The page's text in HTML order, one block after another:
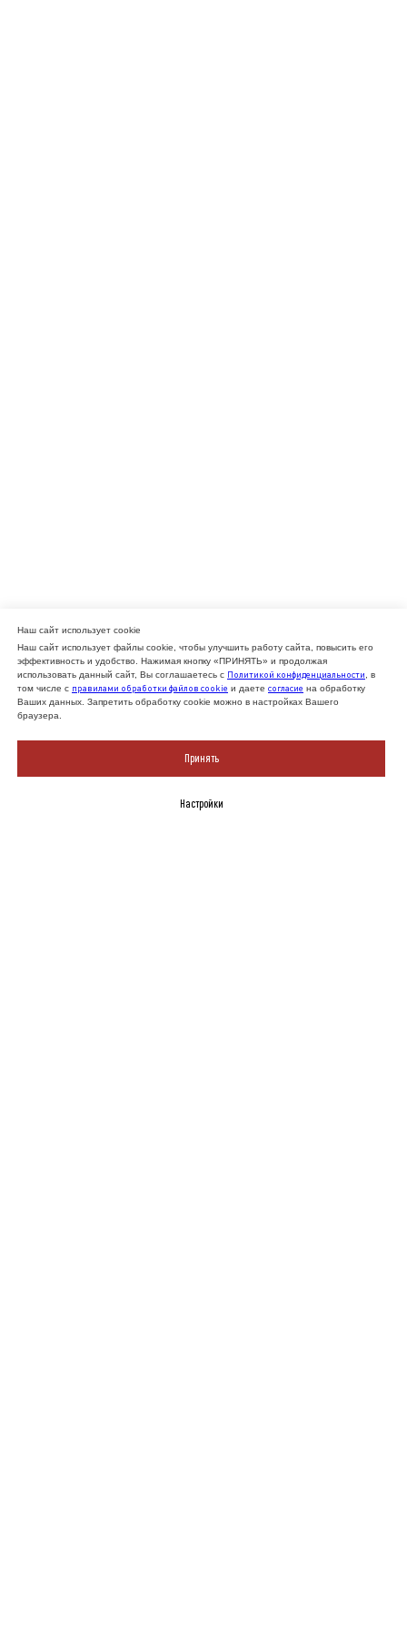
Наш сайт использует cookie
Наш сайт использует файлы cookie, чтобы улучшить работу сайта, повысить его
эффективность и удобство. Нажимая кнопку «ПРИНЯТЬ» и продолжая
использовать данный сайт, Вы соглашаетесь с Политикой конфиденциальности, в
том числе с правилами обработки файлов cookie и даете согласие на обработку
Ваших данных. Запретить обработку cookie можно в настройках Вашего
браузера.
Принять
Настройки